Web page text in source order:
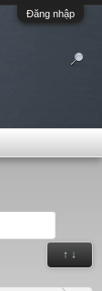
Đăng nhập
↑ ↓